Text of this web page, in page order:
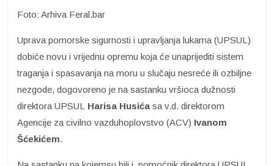
Foto: Arhiva Feral.bar
Uprava pomorske sigurnosti i upravljanja lukama (UPSUL)
dobiće novu i vrijednu opremu koja će unaprijediti sistem
traganja i spasavanja na moru u slučaju nesreće ili ozbiljne
nezgode, dogovoreno je na sastanku vršioca dužnosti
direktora UPSUL Harisa Husića sa v.d. direktorom
Agencije za civilno vazduhoplovstvo (ACV) Ivanom
Šćekićem.